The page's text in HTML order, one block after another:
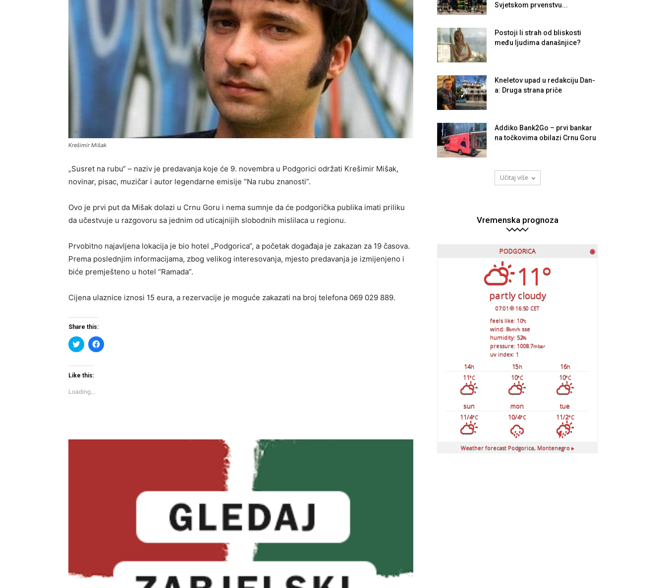
Krešimir Mišak
„Susret na rubu“ – naziv je predavanja koje će 9. novembra u Podgorici održati Krešimir Mišak,
novinar, pisac, muzičar i autor legendarne emisije “Na rubu znanosti”.
Ovo je prvi put da Mišak dolazi u Crnu Goru i nema sumnje da će podgorička publika imati priliku
da učestvuje u razgovoru sa jednim od uticajnijih slobodnih mislilaca u regionu.
Prvobitno najavljena lokacija je bio hotel „Podgorica“, a početak događaja je zakazan za 19 časova.
Prema poslednjim informacijama, zbog velikog interesovanja, mjesto predavanja je izmijenjeno i
biće premješteno u hotel “Ramada”.
Cijena ulaznice iznosi 15 eura, a rezervacije je moguće zakazati na broj telefona 069 029 889.
Share this:
Click
to
Twitter
(Opens
new
window)
Click
to
Like this:
Loading...
Svjetskom prvenstvu...
Postoji li strah od bliskosti
među ljudima današnjice?
Kneletov upad u redakciju Dan-
a: Druga strana priče
Addiko Bank2Go – prvi bankar
na točkovima obilazi Crnu Goru
Učitaj više
Vremenska prognoza
PODGORICA ◉
11°
partly cloudy
07:01 16:50 CET
feels like: 10°c
wind: 8km/h sse
humidity: 52%
pressure: 1008.7mbar
uv index: 1
14h 15h 16h
11°C 10°C 10°C
sun mon
tue
11/4°C 10/4°C 11/2°C
Weather forecast Podgorica, Montenegro ▸